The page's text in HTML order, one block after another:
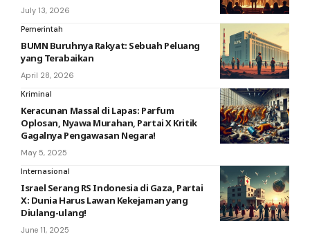
July 13, 2026
Pemerintah
BUMN Buruhnya Rakyat: Sebuah Peluang
yang Terabaikan
April 28, 2026
Kriminal
Keracunan Massal di Lapas: Parfum
Oplosan, Nyawa Murahan, Partai X Kritik
Gagalnya Pengawasan Negara!
May 5, 2025
Internasional
Israel Serang RS Indonesia di Gaza, Partai
X: Dunia Harus Lawan Kekejaman yang
Diulang-ulang!
June 11, 2025